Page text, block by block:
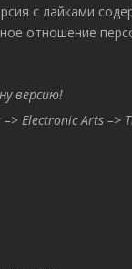
с лайками
отношение
версию!
Electronic Arts –>